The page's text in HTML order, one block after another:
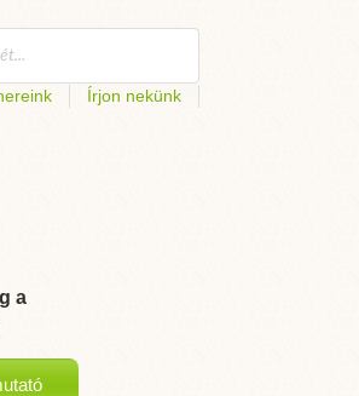
Írjon nekünk
a